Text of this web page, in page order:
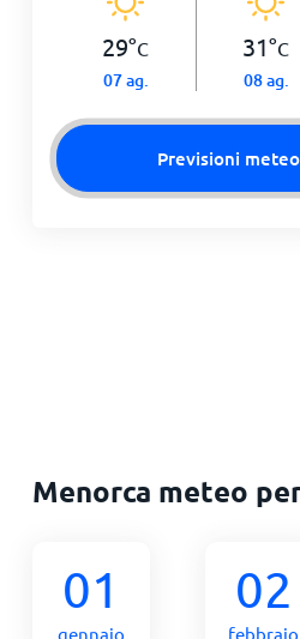
29°C
07 ag.
31°C
08 ag.
Previsioni
Menorca meteo
01
gennaio
02
febbraio